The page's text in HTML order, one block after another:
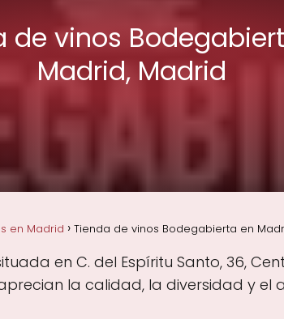
de vinos
Madrid, Madrid
en Madrid Tienda de vinos Bodegabierta en
en C. del Espíritu Santo, 36,
la calidad, la diversidad y